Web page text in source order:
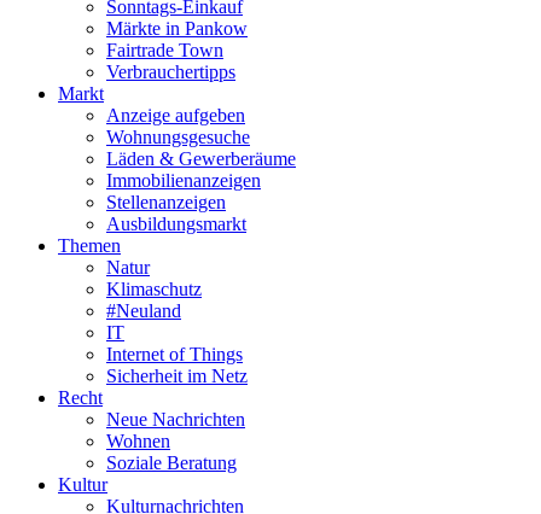
Sonntags-Einkauf
Märkte in Pankow
Fairtrade Town
Verbrauchertipps
Markt
Anzeige aufgeben
Wohnungsgesuche
Läden & Gewerberäume
Immobilienanzeigen
Stellenanzeigen
Ausbildungsmarkt
Themen
Natur
Klimaschutz
#Neuland
IT
Internet of Things
Sicherheit im Netz
Recht
Neue Nachrichten
Wohnen
Soziale Beratung
Kultur
Kulturnachrichten